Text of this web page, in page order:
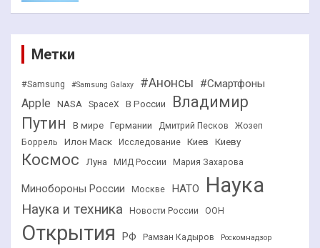
Метки
#Samsung #Samsung Galaxy #Анонсы #Смартфоны
Apple NASA SpaceX В России
Владимир
Путин
В мире Германии Дмитрий Песков
Жозеп
Боррель
Илон Маск Исследование Киев Киеву
Космос Луна МИД России Мария Захарова
Минобороны России Москве НАТО Наука
Наука и техника Новости России ООН
Открытия РФ Рамзан Кадыров Роскомнадзор